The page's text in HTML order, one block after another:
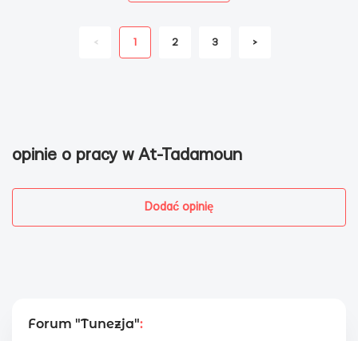
< 1 2 3 >
opinie o pracy w At-Tadamoun
Dodać opinię
Forum "Tunezja":